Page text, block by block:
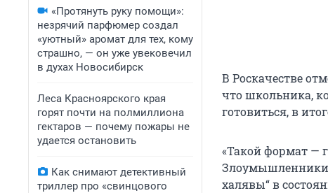
«Протянуть руку помощи»:
незрячий парфюмер создал
«уютный» аромат для тех, кому
страшно, — он уже увековечил
в духах Новосибирск
Леса Красноярского края
горят почти на полмиллиона
гектаров — почему пожары не
удается остановить
Как снимают детективный
триллер про «свинцового
В Роскачестве
что школьника,
готовиться, в
«Такой формат —
Злоумышленники
халявы“ в